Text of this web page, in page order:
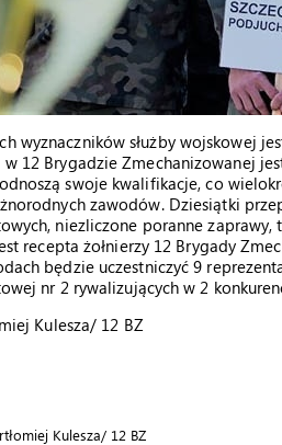
wyznaczników służby wojskowej
w 12 Brygadzie Zmechanizowanej
swoje kwalifikacje, co
zawodów. Dziesiątki
niezliczone poranne
recepta żołnierzy 12 Brygady
będzie uczestniczyć 9
nr 2 rywalizujących w 2
Kulesza/ 12 BZ
Kulesza/ 12 BZ